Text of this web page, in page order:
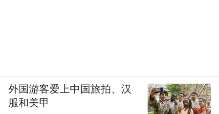
外国游客爱上中国旅拍、汉
服和美甲